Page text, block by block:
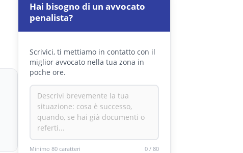
Hai bisogno di un avvocato
penalista?
Scrivici, ti mettiamo in contatto con il
miglior avvocato nella tua zona in
poche ore.
Minimo 80 caratteri 0 / 80